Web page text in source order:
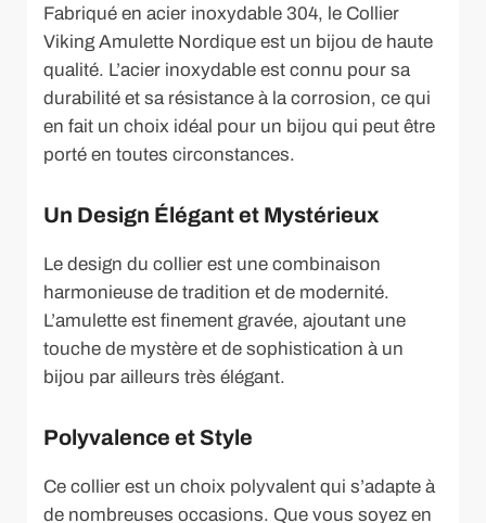
Fabriqué en acier inoxydable 304, le Collier
Viking Amulette Nordique est un bijou de haute
qualité. L’acier inoxydable est connu pour sa
durabilité et sa résistance à la corrosion, ce qui
en fait un choix idéal pour un bijou qui peut être
porté en toutes circonstances.
Un Design Élégant et Mystérieux
Le design du collier est une combinaison
harmonieuse de tradition et de modernité.
L’amulette est finement gravée, ajoutant une
touche de mystère et de sophistication à un
bijou par ailleurs très élégant.
Polyvalence et Style
Ce collier est un choix polyvalent qui s’adapte à
de nombreuses occasions. Que vous soyez en